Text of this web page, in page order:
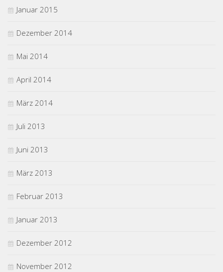
Januar 2015
Dezember 2014
Mai 2014
April 2014
März 2014
Juli 2013
Juni 2013
März 2013
Februar 2013
Januar 2013
Dezember 2012
November 2012